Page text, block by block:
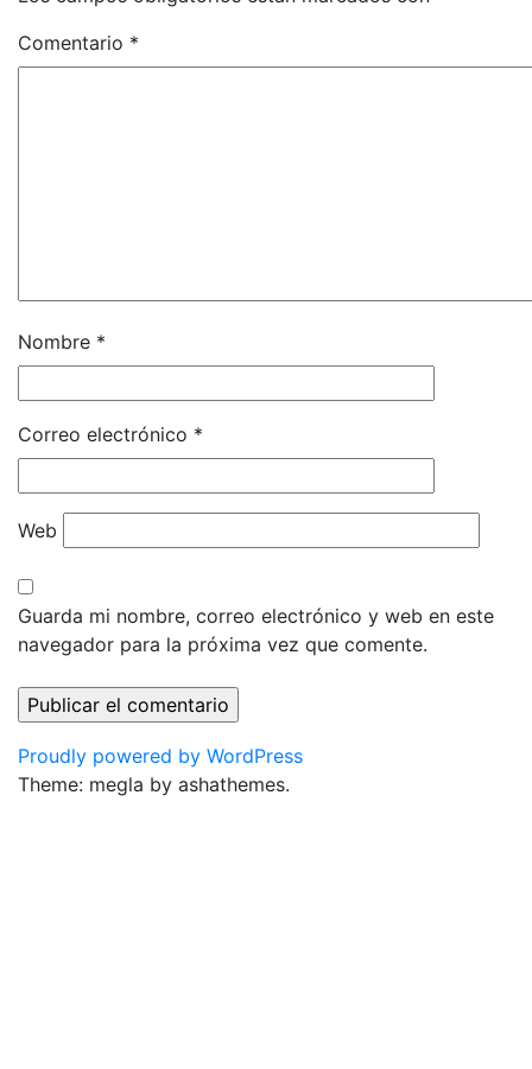
Comentario *
Nombre *
Correo electrónico *
Web
Guarda mi nombre, correo electrónico y web en este
navegador para la próxima vez que comente.
Proudly powered by WordPress
Theme: megla by ashathemes.